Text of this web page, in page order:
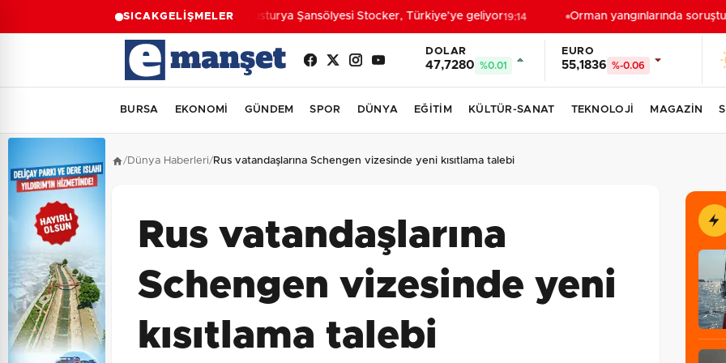
SICAKGELİŞMELERAvusturya Şansölyesi Stocker, Türkiye’ye geliyor19:14 Orman yangınlarında
DOLAR
47,7280 %0.01
EURO
55,1836 %-0.06
BURSA EKONOMİ GÜNDEM SPOR DÜNYA EĞİTİM KÜLTÜR-SANAT TEKNOLOJİ MAGAZİN
/Dünya Haberleri/Rus vatandaşlarına Schengen vizesinde yeni kısıtlama talebi
Rus vatandaşlarına
Schengen vizesinde yeni
kısıtlama talebi